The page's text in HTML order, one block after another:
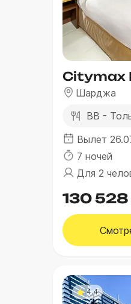
Citymax
Шарджа
BB -
Вылет
7 ночей
Для 2
130 528
4.4